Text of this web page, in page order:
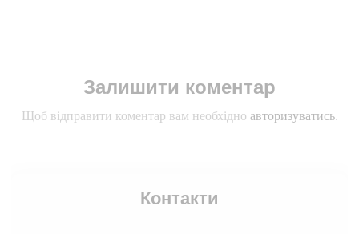
Залишити коментар
Щоб відправити коментар вам необхідно авторизуватись.
Контакти